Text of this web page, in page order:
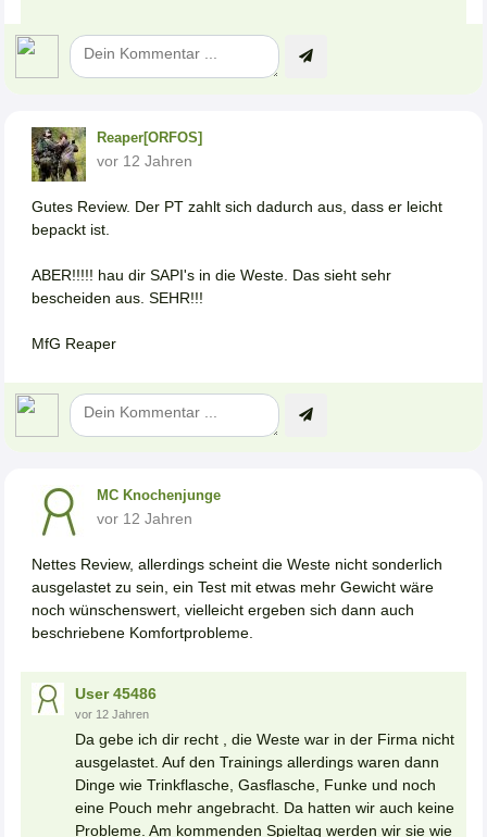
Reaper[ORFOS]
vor 12 Jahren
Gutes Review. Der PT zahlt sich dadurch aus, dass er leicht
bepackt ist.
ABER!!!!! hau dir SAPI's in die Weste. Das sieht sehr
bescheiden aus. SEHR!!!
MfG Reaper
MC Knochenjunge
vor 12 Jahren
Nettes Review, allerdings scheint die Weste nicht sonderlich
ausgelastet zu sein, ein Test mit etwas mehr Gewicht wäre
noch wünschenswert, vielleicht ergeben sich dann auch
beschriebene Komfortprobleme.
User 45486
vor 12 Jahren
Da gebe ich dir recht , die Weste war in der Firma nicht
ausgelastet. Auf den Trainings allerdings waren dann
Dinge wie Trinkflasche, Gasflasche, Funke und noch
eine Pouch mehr angebracht. Da hatten wir auch keine
Probleme. Am kommenden Spieltag werden wir sie wie